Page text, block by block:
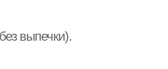
выпечки).